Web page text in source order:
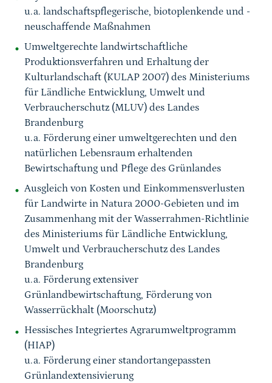
u.a. landschaftspflegerische, biotoplenkende und -
neuschaffende Maßnahmen
Umweltgerechte landwirtschaftliche
Produktionsverfahren und Erhaltung der
Kulturlandschaft (KULAP 2007) des Ministeriums
für Ländliche Entwicklung, Umwelt und
Verbraucherschutz (MLUV) des Landes
Brandenburg
u.a. Förderung einer umweltgerechten und den
natürlichen Lebensraum erhaltenden
Bewirtschaftung und Pflege des Grünlandes
Ausgleich von Kosten und Einkommensverlusten
für Landwirte in Natura 2000-Gebieten und im
Zusammenhang mit der Wasserrahmen-Richtlinie
des Ministeriums für Ländliche Entwicklung,
Umwelt und Verbraucherschutz des Landes
Brandenburg
u.a. Förderung extensiver
Grünlandbewirtschaftung, Förderung von
Wasserrückhalt (Moorschutz)
Hessisches Integriertes Agrarumweltprogramm
(HIAP)
u.a. Förderung einer standortangepassten
Grünlandextensivierung